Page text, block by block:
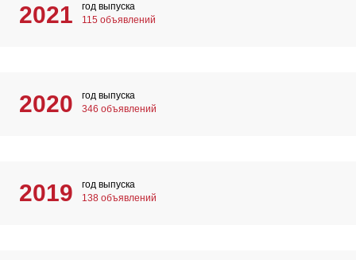
2021
год выпуска
115 объявлений
2020
год выпуска
346 объявлений
2019
год выпуска
138 объявлений